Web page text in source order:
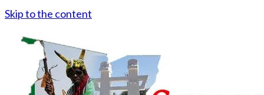
Skip to the content